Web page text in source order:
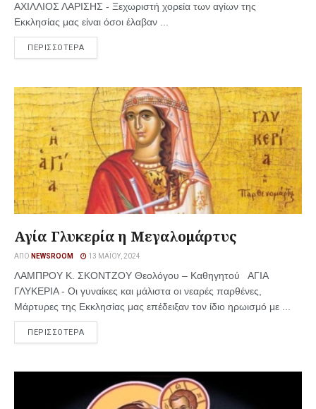
ΑΧΙΛΛΙΟΣ ΛΑΡΙΣΗΣ - Ξεχωριστή χορεία των αγίων της
Εκκλησίας μας είναι όσοι έλαβαν ...
ΠΕΡΙΣΣΟΤΕΡΑ
Αγία Γλυκερία η Μεγαλομάρτυς
ΑΠΌ NEWSROOM 13 ΜΑΪ́ΟΥ, 2024
ΛΑΜΠΡΟΥ Κ. ΣΚΟΝΤΖΟΥ Θεολόγου – Καθηγητού ΑΓΙΑ
ΓΛΥΚΕΡΙΑ - Οι γυναίκες και μάλιστα οι νεαρές παρθένες,
Μάρτυρες της Εκκλησίας μας επέδειξαν τον ίδιο ηρωισμό με ...
ΠΕΡΙΣΣΟΤΕΡΑ